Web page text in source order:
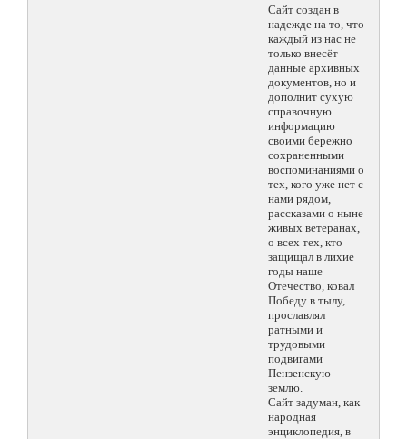
Сайт создан в
надежде на то, что
каждый из нас не
только внесёт
данные архивных
документов, но и
дополнит сухую
справочную
информацию
своими бережно
сохраненными
воспоминаниями о
тех, кого уже нет с
нами рядом,
рассказами о ныне
живых ветеранах,
о всех тех, кто
защищал в лихие
годы наше
Отечество, ковал
Победу в тылу,
прославлял
ратными и
трудовыми
подвигами
Пензенскую
землю.
Сайт задуман, как
народная
энциклопедия, в